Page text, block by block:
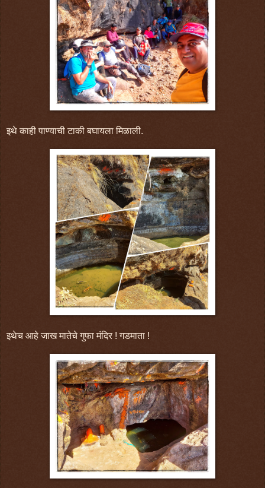
इथे काही पाण्याची टाकी बघायला मिळाली.
इथेच आहे जाख मातेचे गुफा मंदिर ! गडमाता !